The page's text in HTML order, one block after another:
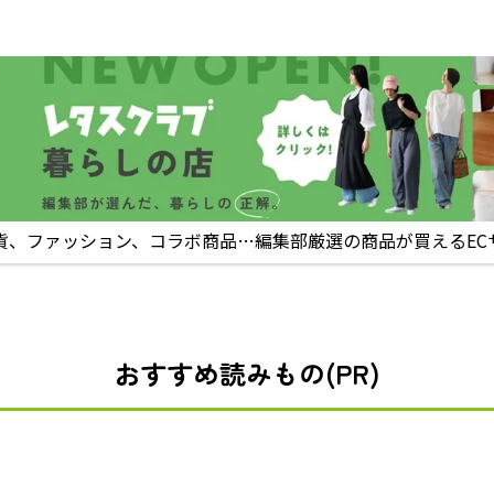
、ファッション、コラボ商品…編集部厳選の商品が買えるEC
おすすめ読みもの(PR)